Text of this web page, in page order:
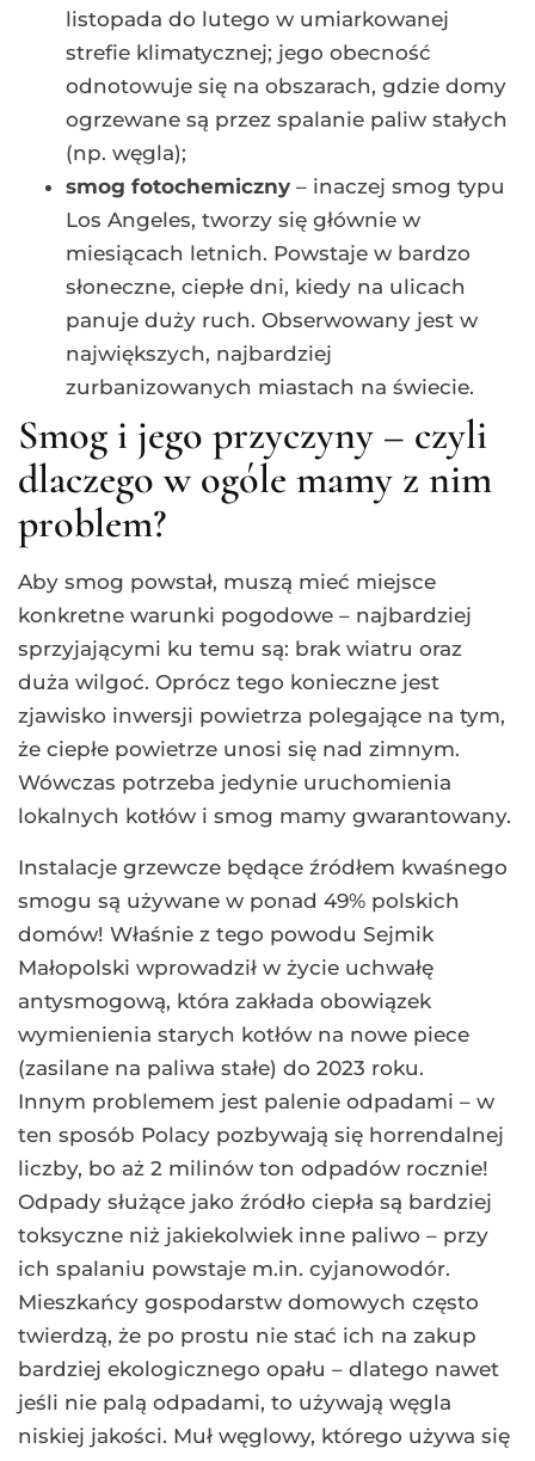
listopada do lutego w umiarkowanej
strefie klimatycznej; jego obecność
odnotowuje się na obszarach, gdzie domy
ogrzewane są przez spalanie paliw stałych
(np. węgla);
smog fotochemiczny – inaczej smog typu
Los Angeles, tworzy się głównie w
miesiącach letnich. Powstaje w bardzo
słoneczne, ciepłe dni, kiedy na ulicach
panuje duży ruch. Obserwowany jest w
największych, najbardziej
zurbanizowanych miastach na świecie.
Smog i jego przyczyny – czyli
dlaczego w ogóle mamy z nim
problem?
Aby smog powstał, muszą mieć miejsce
konkretne warunki pogodowe – najbardziej
sprzyjającymi ku temu są: brak wiatru oraz
duża wilgoć. Oprócz tego konieczne jest
zjawisko inwersji powietrza polegające na tym,
że ciepłe powietrze unosi się nad zimnym.
Wówczas potrzeba jedynie uruchomienia
lokalnych kotłów i smog mamy gwarantowany.
Instalacje grzewcze będące źródłem kwaśnego
smogu są używane w ponad 49% polskich
domów! Właśnie z tego powodu Sejmik
Małopolski wprowadził w życie uchwałę
antysmogową, która zakłada obowiązek
wymienienia starych kotłów na nowe piece
(zasilane na paliwa stałe) do 2023 roku.
Innym problemem jest palenie odpadami – w
ten sposób Polacy pozbywają się horrendalnej
liczby, bo aż 2 milinów ton odpadów rocznie!
Odpady służące jako źródło ciepła są bardziej
toksyczne niż jakiekolwiek inne paliwo – przy
ich spalaniu powstaje m.in. cyjanowodór.
Mieszkańcy gospodarstw domowych często
twierdzą, że po prostu nie stać ich na zakup
bardziej ekologicznego opału – dlatego nawet
jeśli nie palą odpadami, to używają węgla
niskiej jakości. Muł węglowy, którego używa się